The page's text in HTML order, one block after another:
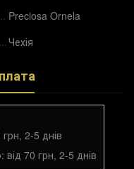
Preciosa Ornela
Чехія
2-5 днів
70 грн, 2-5 днів